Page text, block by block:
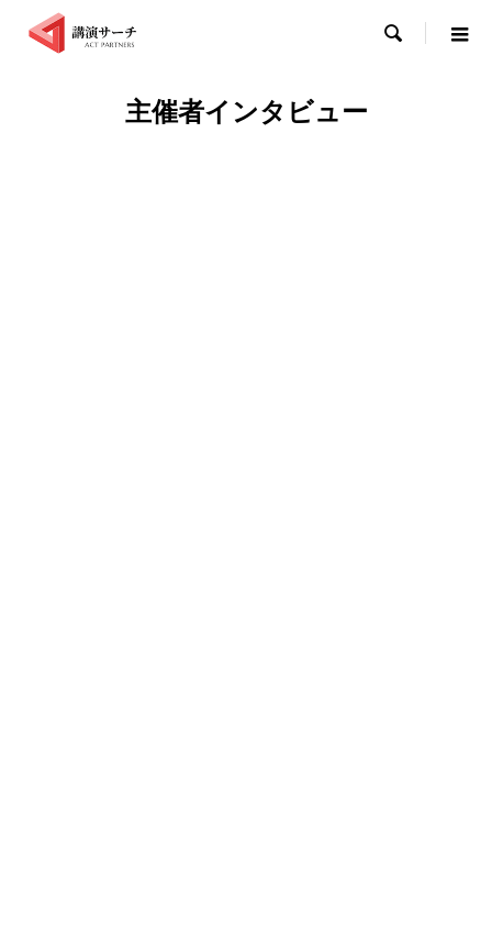

主催者インタビュー